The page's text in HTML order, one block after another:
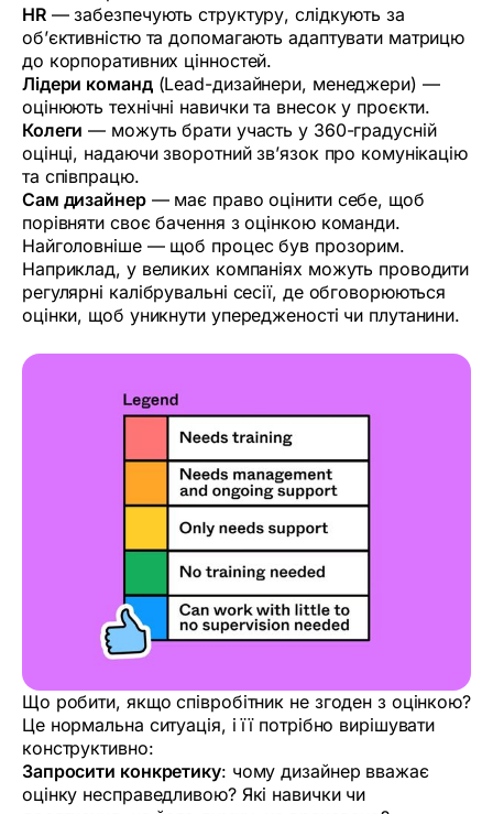
HR— забезпечують структуру, слідкують за
об’єктивністю та допомагають адаптувати матрицю
до корпоративних цінностей.
Лідери команд(Lead-дизайнери, менеджери) —
оцінюють технічні навички та внесок у проєкти.
Колеги — можуть брати участь у 360-градусній
оцінці, надаючи зворотний зв’язок про комунікацію
та співпрацю.
Сам дизайнер— має право оцінити себе, щоб
порівняти своє бачення з оцінкою команди.
Найголовніше — щоб процес був прозорим.
Наприклад, у великих компаніях можуть проводити
регулярні калібрувальні сесії, де обговорюються
оцінки, щоб уникнути упередженості чи плутанини.
Що робити, якщо співробітник не згоден з оцінкою?
Це нормальна ситуація, і її потрібно вирішувати
конструктивно:
Запросити конкретику: чому дизайнер вважає
оцінку несправедливою? Які навички чи